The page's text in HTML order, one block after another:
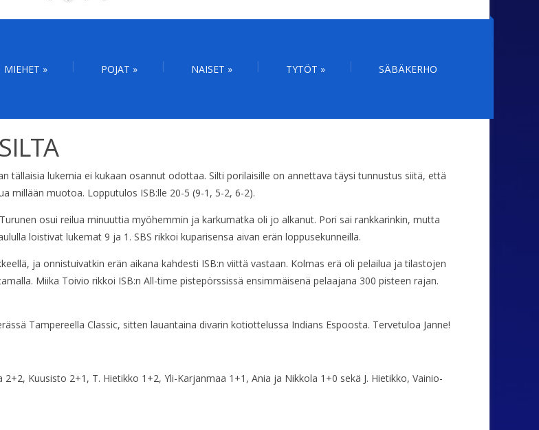
MIEHET » POJAT » NAISET » TYTÖT » SÄBÄKERHO
tällaisia lukemia ei kukaan osannut odottaa. Silti porilaisille on annettava täysi tunnustus siitä, että
millään muotoa. Lopputulos ISB:lle 20-5 (9-1, 5-2, 6-2).
osui reilua minuuttia myöhemmin ja karkumatka oli jo alkanut. Pori sai rankkarinkin, mutta
loistivat lukemat 9 ja 1. SBS rikkoi kuparisensa aivan erän loppusekunneilla.
ja onnistuivatkin erän aikana kahdesti ISB:n viittä vastaan. Kolmas erä oli pelailua ja tilastojen
Miika Toivio rikkoi ISB:n All-time pistepörssissä ensimmäisenä pelaajana 300 pisteen rajan.
Tampereella Classic, sitten lauantaina divarin kotiottelussa Indians Espoosta. Tervetuloa Janne!
Kuusisto 2+1, T. Hietikko 1+2, Yli-Karjanmaa 1+1, Ania ja Nikkola 1+0 sekä J. Hietikko, Vainio-